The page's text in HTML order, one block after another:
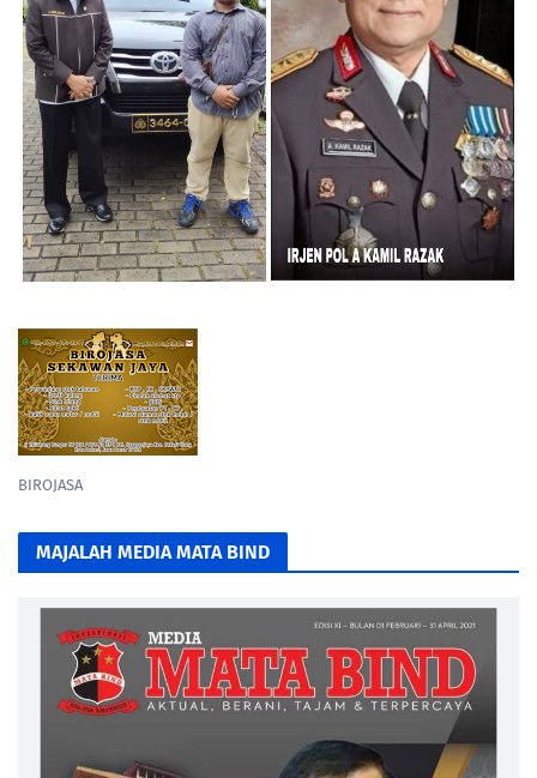
BIROJASA
MAJALAH MEDIA MATA BIND